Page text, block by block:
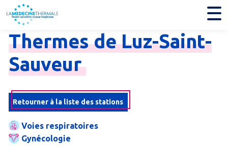
ThermesdeLuz-Saint-
Sauveur
Retourner à la liste des stations
Voies respiratoires
Gynécologie